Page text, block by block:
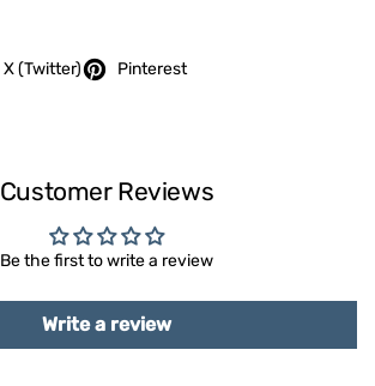
X (Twitter) Pinterest
Customer Reviews
Be the first to write a review
Write a review